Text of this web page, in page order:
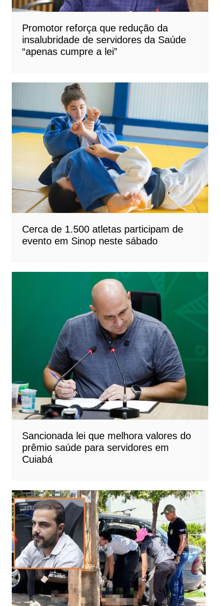
Promotor reforça que redução da
insalubridade de servidores da Saúde
“apenas cumpre a lei”
Cerca de 1.500 atletas participam de
evento em Sinop neste sábado
Sancionada lei que melhora valores do
prêmio saúde para servidores em
Cuiabá